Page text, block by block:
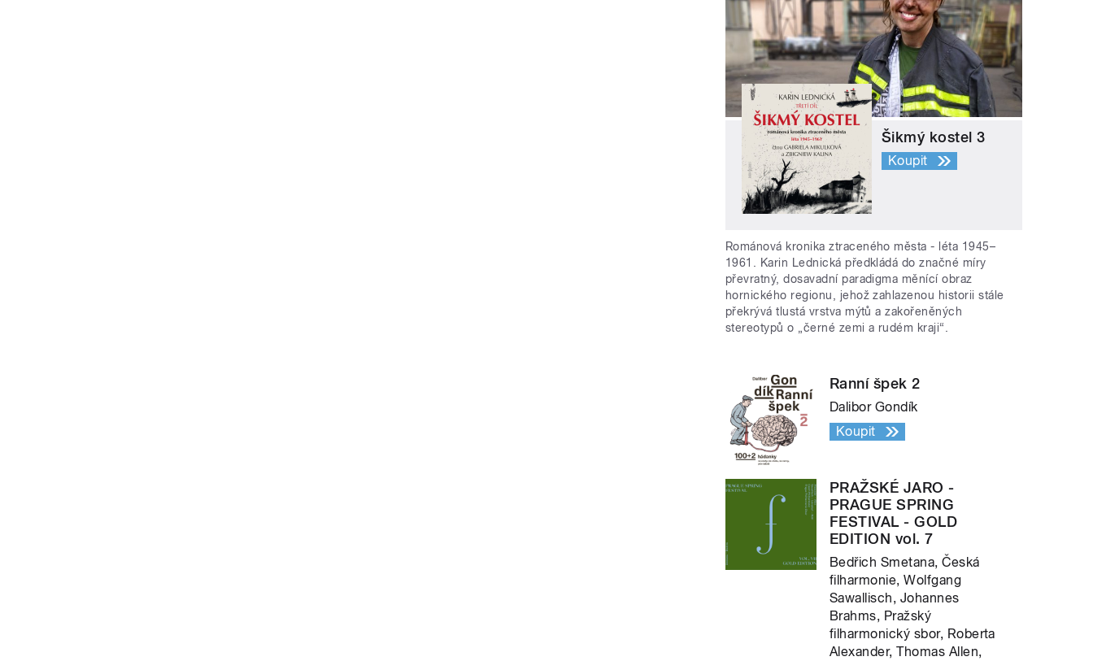
Šikmý kostel 3
Koupit
Románová kronika ztraceného města - léta 1945–
1961. Karin Lednická předkládá do značné míry
převratný, dosavadní paradigma měnící obraz
hornického regionu, jehož zahlazenou historii stále
překrývá tlustá vrstva mýtů a zakořeněných
stereotypů o „černé zemi a rudém kraji“.
Ranní špek 2
Dalibor Gondík
Koupit
PRAŽSKÉ JARO -
PRAGUE SPRING
FESTIVAL - GOLD
EDITION vol. 7
Bedřich Smetana, Česká
filharmonie, Wolfgang
Sawallisch, Johannes
Brahms, Pražský
filharmonický sbor, Roberta
Alexander, Thomas Allen,